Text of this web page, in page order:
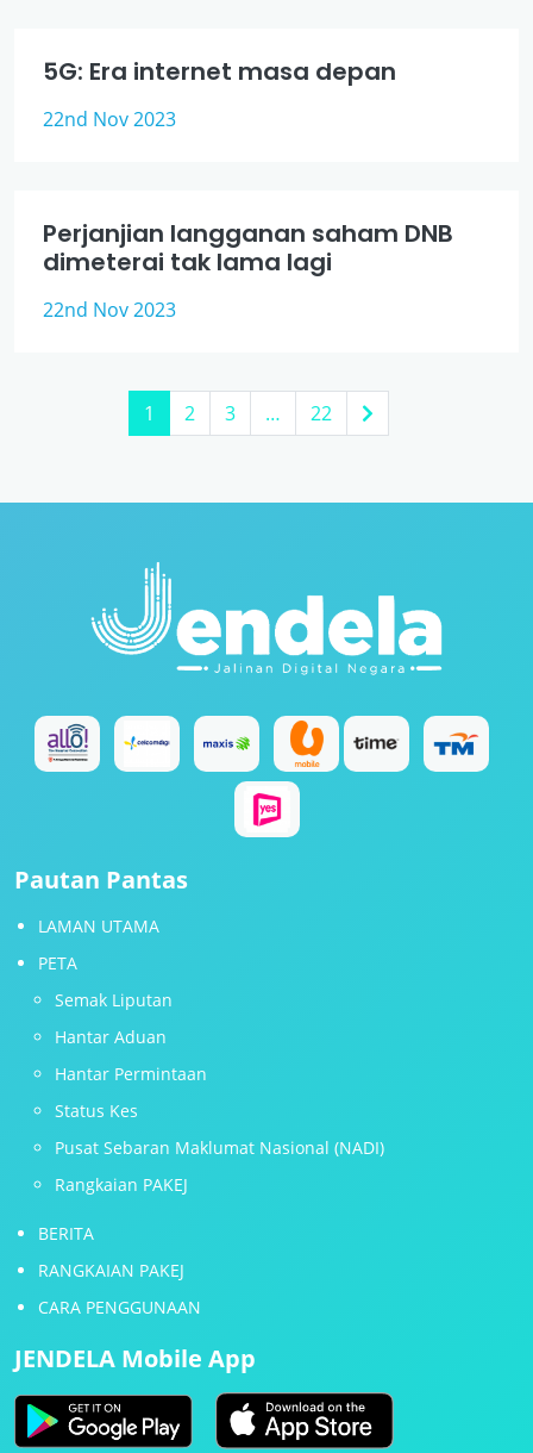
5G: Era internet masa depan
22nd Nov 2023
Perjanjian langganan saham DNB
dimeterai tak lama lagi
22nd Nov 2023
1 2 3 … 22
Pautan Pantas
LAMAN UTAMA
PETA
Semak Liputan
Hantar Aduan
Hantar Permintaan
Status Kes
Pusat Sebaran Maklumat Nasional (NADI)
Rangkaian PAKEJ
BERITA
RANGKAIAN PAKEJ
CARA PENGGUNAAN
JENDELA Mobile App